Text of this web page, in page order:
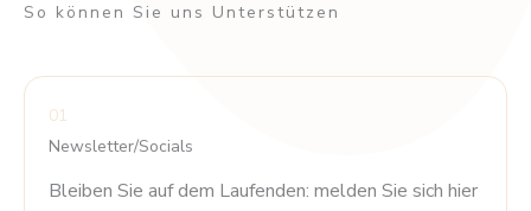
So können Sie uns Unterstützen
01
Newsletter/Socials
Bleiben Sie auf dem Laufenden: melden Sie sich hier